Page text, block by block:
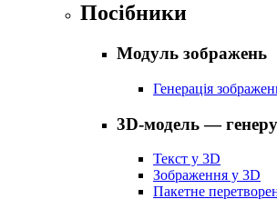
Посібники
Модуль зображень
Генерація
3D-модель —
Текст у 3D
Зображення у 3D
Пакетне